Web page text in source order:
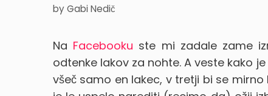
byGabi Nedič
Na Facebooku ste mi zadale zame
odtenke lakov za nohte. A veste kako
všeč samo en lakec, v tretji bi se